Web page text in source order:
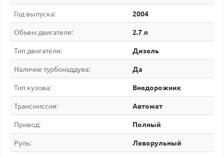
Год выпуска: 2004
Объем двигателя: 2.7 л
Тип двигателя: Дизель
Наличие турбонаддува: Да
Тип кузова: Внедорожник
Трансмиссия: Автомат
Привод: Полный
Руль: Леворульный